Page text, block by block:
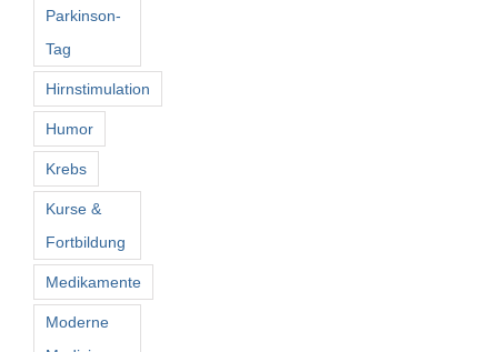
Parkinson-
Tag
Hirnstimulation
Humor
Krebs
Kurse &
Fortbildung
Medikamente
Moderne